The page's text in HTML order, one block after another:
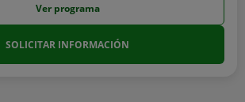
Ver programa
SOLICITAR INFORMACIÓN